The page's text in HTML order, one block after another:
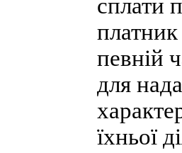
сплати
платник
певній
для
їхньої